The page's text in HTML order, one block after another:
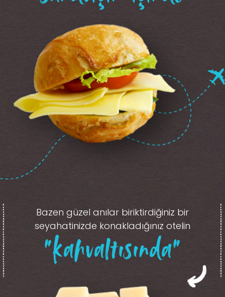
Bazen güzel anılar biriktirdiğiniz bir
seyahatinizde konakladığınız otelin
“kahvaltısında”